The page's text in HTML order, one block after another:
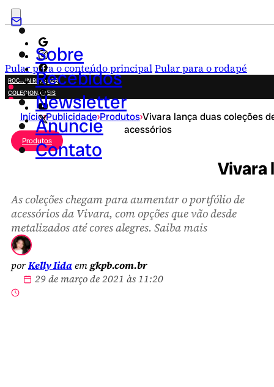
Pular para o conteúdo principalPular para o rodapé
Sobre
Recebidos
Newsletter
Anuncie
Contato
ROCK IN RIO 2026
COLECIONÁVEIS
FESTA JUNINA
NOVIDADES
CAMPANHAS CRIATIVAS
Início›Publicidade›Produtos›Vivara lança duas coleções
acessórios
Produtos
Vivara
As coleções chegam para aumentar o portfólio de
acessórios da Vivara, com opções que vão desde
metalizados até cores alegres. Saiba mais
porKelly Iidaemgkpb.com.br
29 de março de 2021 às 11:20